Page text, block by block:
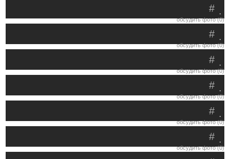
.
#
обсудить фото (0)
.
#
обсудить фото (0)
.
#
обсудить фото (0)
.
#
обсудить фото (0)
.
#
обсудить фото (0)
.
#
обсудить фото (0)